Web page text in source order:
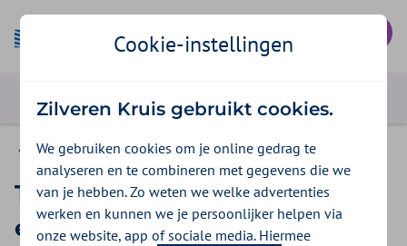
Vergoedingen ZieZo
Tandheelkundige kosten na
een ongeval
Cookie-instellingen
Zilveren Kruis gebruikt cookies.
We gebruiken cookies om je online gedrag te
analyseren en te combineren met gegevens die we
van je hebben. Zo weten we welke advertenties
werken en kunnen we je persoonlijker helpen via
onze website, app of sociale media. Hiermee